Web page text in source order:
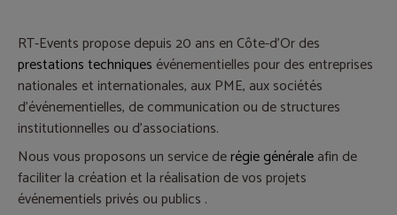
RT-Events propose depuis 20 ans en Côte-d'Or des
prestations techniques événementielles pour des entreprises
nationales et internationales, aux PME, aux sociétés
d'événementielles, de communication ou de structures
institutionnelles ou d'associations.
Nous vous proposons un service derégie généraleafin de
faciliter la création et la réalisation de vos projets
événementiels privés ou publics .